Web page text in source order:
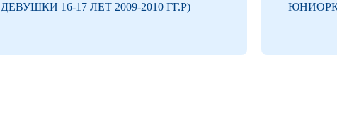
ФОНДА «ТАЛАНТ И
ДЕВУШКИ 16-17 ЛЕТ 2009-2010 ГГ.Р)